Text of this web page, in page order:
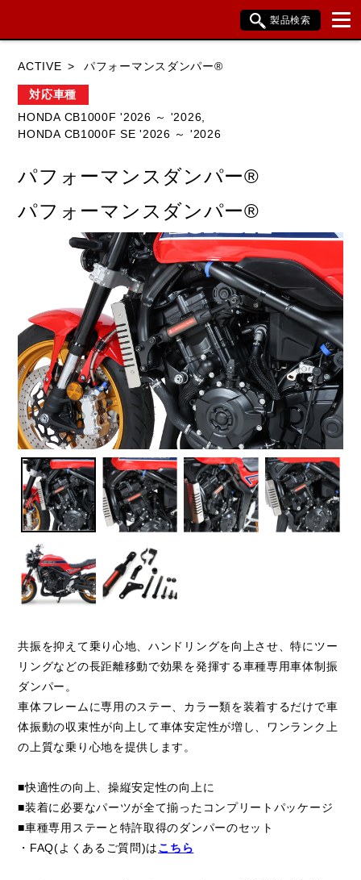
製品検索
KAWASAKI BMW DUCATI
HARLEY DAVIDSON KTM TRIUMPH
閉じる
ACTIVE パフォーマンスダンパー®
対応車種
HONDA CB1000F '2026 ～ '2026,
HONDA CB1000F SE '2026 ～ '2026
パフォーマンスダンパー®
パフォーマンスダンパー®
共振を抑えて乗り心地、ハンドリングを向上させ、特にツー
リングなどの長距離移動で効果を発揮する車種専用車体制振
ダンパー。
車体フレームに専用のステー、カラー類を装着するだけで車
体振動の収束性が向上して車体安定性が増し、ワンランク上
の上質な乗り心地を提供します。
■快適性の向上、操縦安定性の向上に
■装着に必要なパーツが全て揃ったコンプリートパッケージ
■車種専用ステーと特許取得のダンパーのセット
・FAQ(よくあるご質問)はこちら